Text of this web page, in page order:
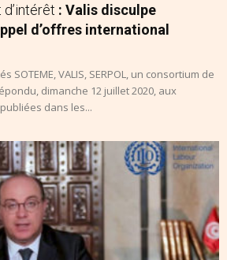
: Valis disculpe
d’offres international
SOTEME, VALIS, SERPOL, un consortium de
dimanche 12 juillet 2020, aux
dans les...